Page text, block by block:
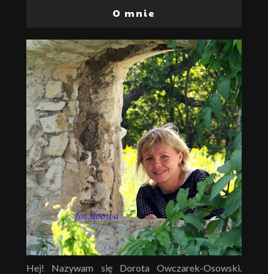
O mnie
Hej! Nazywam się Dorota Owczarek-Osowski.